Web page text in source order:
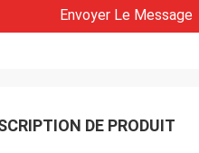
Envoyer Le Message
DE PRODUIT